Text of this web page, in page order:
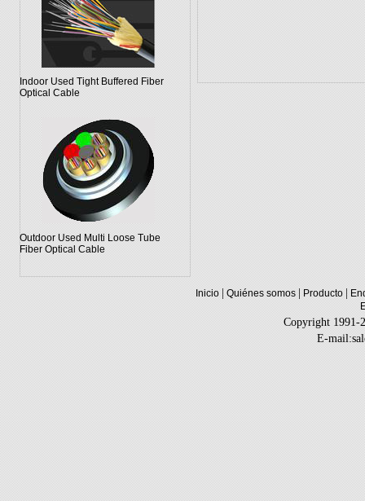
Indoor Used Tight Buffered Fiber
Optical Cable
Outdoor Used Multi Loose Tube
Fiber Optical Cable
Inicio|Quiénes somos|Producto|
Copyright 1991-
E-